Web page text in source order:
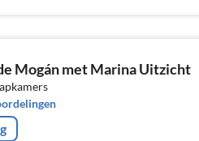
Mogán met Marina Uitzicht